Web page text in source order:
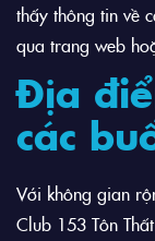
thấy thông tin về
qua trang web
Địa
các
Với không gian
Club 153 Tôn